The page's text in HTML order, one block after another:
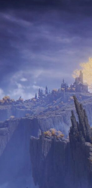
手に入れたんだけど
震直撃やばすぎる
格″の川口侑斗被告
人のやりとり、「地
たこういうのでいい
化したらを考えるスレ
ダンは航空優勢は取る
斉藤の被害女性「事
ーニットのノースリ
他
英プレミア・クリス
ェリー、もうエグい
山でラーメンを食べ
歳男性死亡 8合目付近
すぎるチアさん、甲
バスローブ＆喫煙ス
藤の被害女性「バウ
だったのか…」 日本